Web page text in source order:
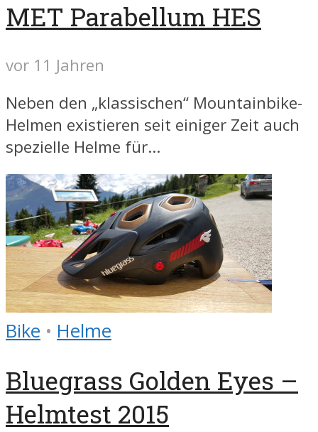
MET Parabellum HES
vor 11 Jahren
Neben den „klassischen“ Mountainbike-
Helmen existieren seit einiger Zeit auch
spezielle Helme für...
Bike • Helme
Bluegrass Golden Eyes –
Helmtest 2015